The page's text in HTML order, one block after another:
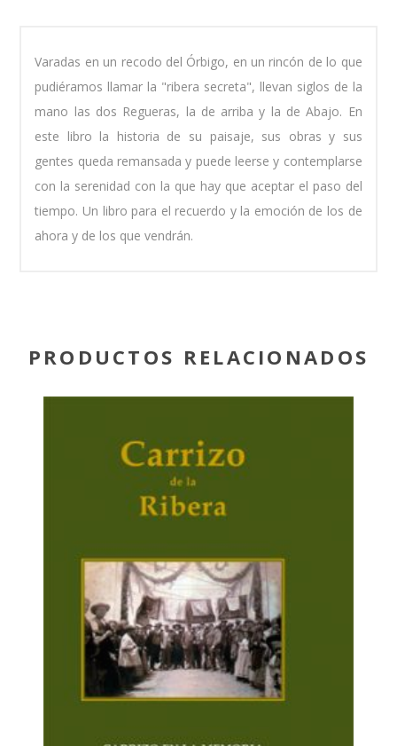
Varadas en un recodo del Órbigo, en un rincón de lo que
pudiéramos llamar la "ribera secreta", llevan siglos de la
mano las dos Regueras, la de arriba y la de Abajo. En
este libro la historia de su paisaje, sus obras y sus
gentes queda remansada y puede leerse y contemplarse
con la serenidad con la que hay que aceptar el paso del
tiempo. Un libro para el recuerdo y la emoción de los de
ahora y de los que vendrán.
PRODUCTOS RELACIONADOS